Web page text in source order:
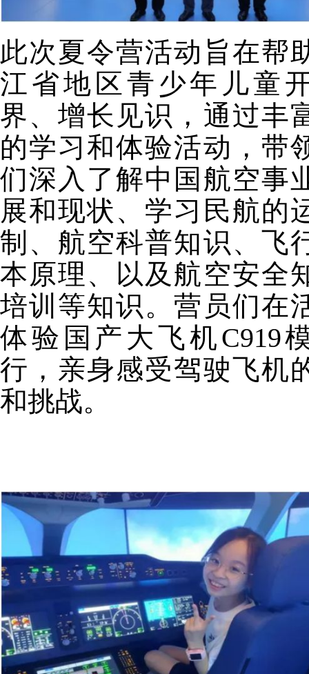
此次夏令营活动旨在帮
江省地区青少年儿童
界、增长见识，通过丰
的学习和体验活动，带
们深入了解中国航空事
展和现状、学习民航的
制、航空科普知识、飞
本原理、以及航空安全
培训等知识。营员们在
体验国产大飞机C919
行，亲身感受驾驶飞机
和挑战。